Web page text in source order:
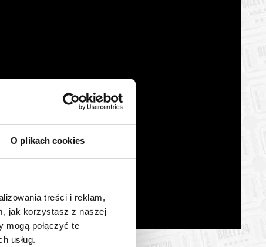
O plikach cookies
treści i reklam,
jak korzystasz z naszej
mogą połączyć te
usług.